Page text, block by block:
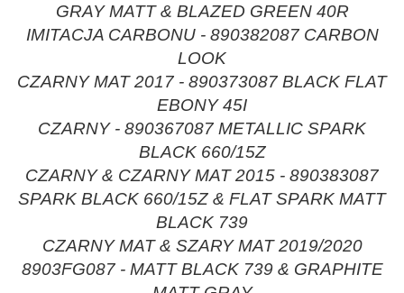
GRAY MATT & BLAZED GREEN 40R
IMITACJA CARBONU - 890382087 CARBON
LOOK
CZARNY MAT 2017 - 890373087 BLACK FLAT
EBONY 45I
CZARNY - 890367087 METALLIC SPARK
BLACK 660/15Z
CZARNY & CZARNY MAT 2015 - 890383087
SPARK BLACK 660/15Z & FLAT SPARK MATT
BLACK 739
CZARNY MAT & SZARY MAT 2019/2020
8903FG087 - MATT BLACK 739 & GRAPHITE